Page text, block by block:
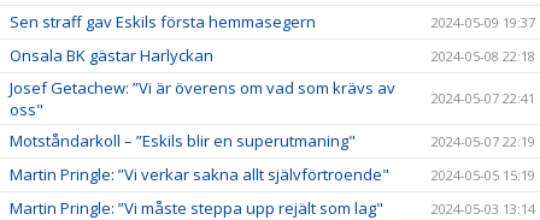
Sen straff gav Eskils första hemmasegern 2024-05-09 19:37
Onsala BK gästar Harlyckan 2024-05-08 22:18
Josef Getachew: ”Vi är överens om vad som krävs av
oss"
2024-05-07 22:41
Motståndarkoll – ”Eskils blir en superutmaning" 2024-05-07 22:19
Martin Pringle: ”Vi verkar sakna allt självförtroende" 2024-05-05 15:19
Martin Pringle: ”Vi måste steppa upp rejält som lag" 2024-05-03 13:14